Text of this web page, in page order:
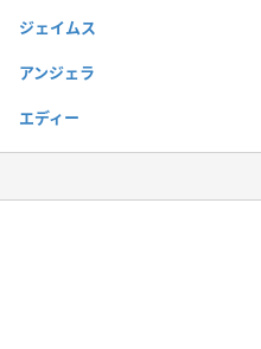
ジェイムス
アンジェラ
エディー